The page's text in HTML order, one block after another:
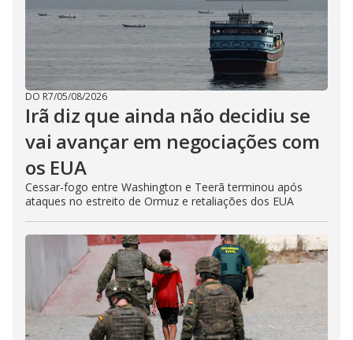
DO R7/05/08/2026
Irã diz que ainda não decidiu se
vai avançar em negociações com
os EUA
Cessar-fogo entre Washington e Teerã terminou após
ataques no estreito de Ormuz e retaliações dos EUA